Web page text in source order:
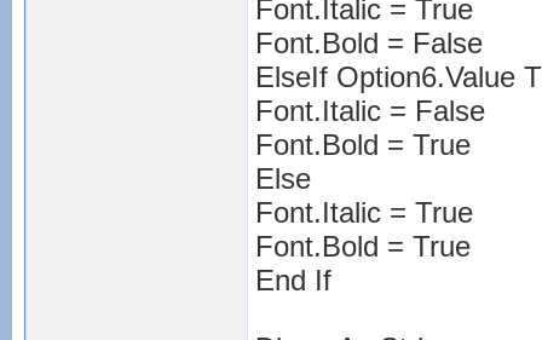
Font.Italic = True
Font.Bold = False
ElseIf Option6.Value
Font.Italic = False
Font.Bold = True
Else
Font.Italic = True
Font.Bold = True
End If